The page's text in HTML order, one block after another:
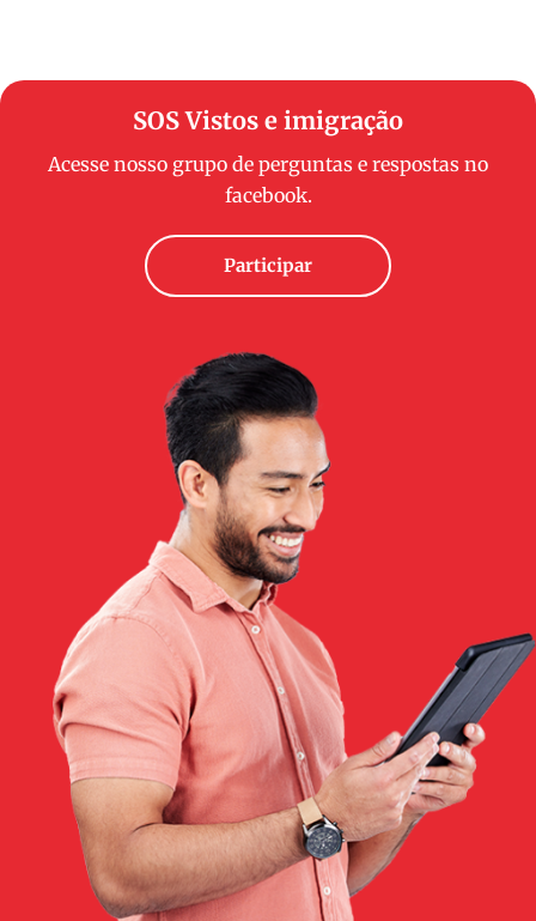
SOS Vistos e imigração
Acesse nosso grupo de perguntas e respostas no
facebook.
Participar